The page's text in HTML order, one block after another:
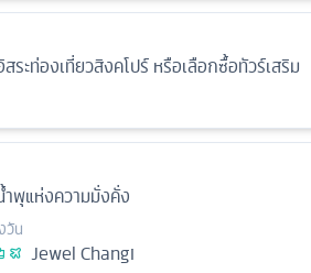
ระท่องเที่ยวสิงคโปร์ หรือเลือกซื้อทัวร์เสริม
าพุแห่งความมั่งคั่ง
วัน
Jewel Changi